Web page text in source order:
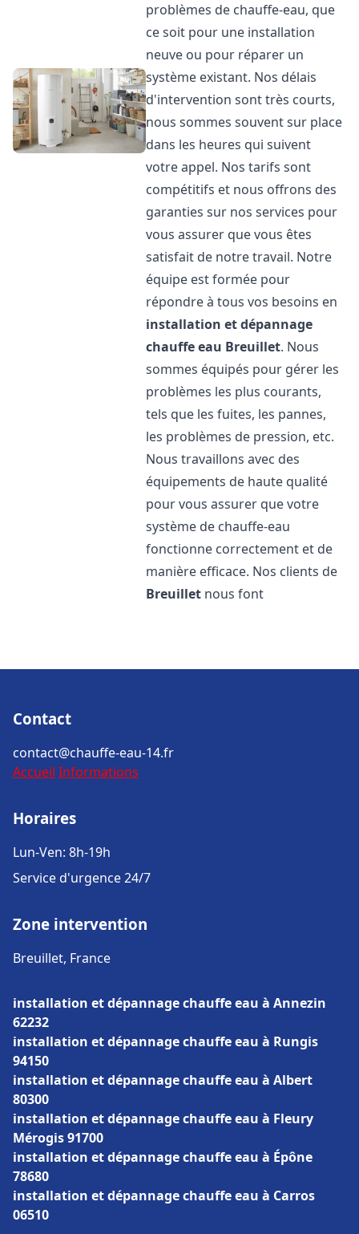
problèmes de chauffe-eau, que
ce soit pour une installation
neuve ou pour réparer un
système existant. Nos délais
d'intervention sont très courts,
nous sommes souvent sur place
dans les heures qui suivent
votre appel. Nos tarifs sont
compétitifs et nous offrons des
garanties sur nos services pour
vous assurer que vous êtes
satisfait de notre travail. Notre
équipe est formée pour
répondre à tous vos besoins en
installation et dépannage
chauffe eau Breuillet. Nous
sommes équipés pour gérer les
problèmes les plus courants,
tels que les fuites, les pannes,
les problèmes de pression, etc.
Nous travaillons avec des
équipements de haute qualité
pour vous assurer que votre
système de chauffe-eau
fonctionne correctement et de
manière efficace. Nos clients de
Breuillet nous font
Contact
contact@chauffe-eau-14.fr
Accueil Informations
Horaires
Lun-Ven: 8h-19h
Service d'urgence 24/7
Zone intervention
Breuillet, France
installation et dépannage chauffe eau à Annezin
62232
installation et dépannage chauffe eau à Rungis
94150
installation et dépannage chauffe eau à Albert
80300
installation et dépannage chauffe eau à Fleury
Mérogis 91700
installation et dépannage chauffe eau à Épône
78680
installation et dépannage chauffe eau à Carros
06510